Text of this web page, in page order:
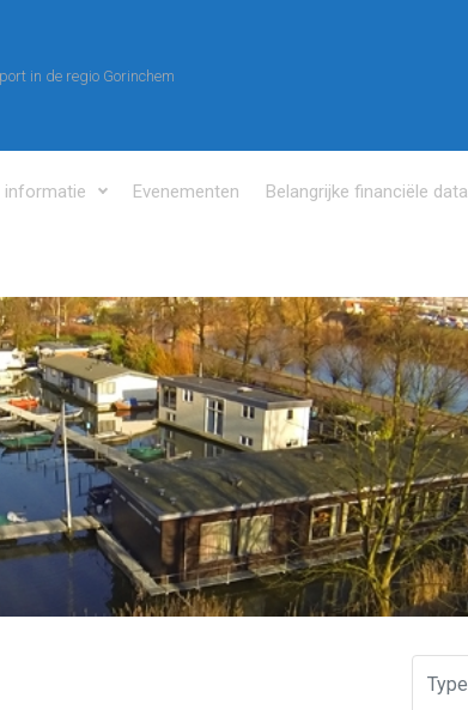
in de regio Gorinchem
informatie Evenementen Belangrijke financiële data